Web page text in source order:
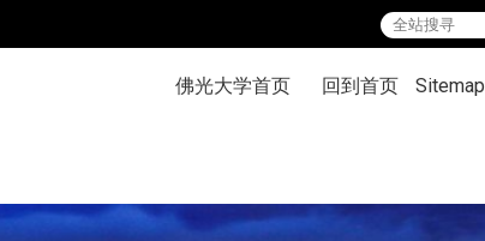
佛光大学首页 回到首页 Sitemap